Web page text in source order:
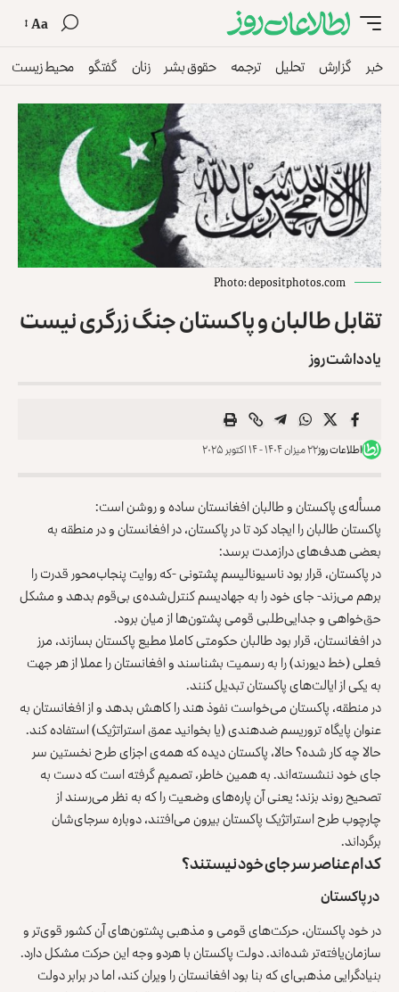
Aa
خبر گزارش تحلیل ترجمه حقوق بشر زنان گفتگو محیط زیست
Photo: depositphotos.com
تقابل طالبان و پاکستان جنگ زرگری نیست
یادداشت روز
اطلاعات روز۲۲ میزان ۱۴۰۴ - ۱۴ اکتوبر ۲۰۲۵
مسأله‌ی پاکستان و طالبان افغانستان ساده و روشن است:
پاکستان طالبان را ایجاد کرد تا در پاکستان، در افغانستان و در منطقه به
بعضی هدف‌های درازمدت برسد:
در پاکستان، قرار بود ناسیونالیسم پشتونی -که روایت پنجاب‌محور قدرت را
برهم می‌زند- جای خود را به جهادیسم کنترل‌شده‌ی بی‌قوم بدهد و مشکل
حق‌خواهی و جدایی‌طلبی قومی پشتون‌ها از میان برود.
در افغانستان، قرار بود طالبان حکومتی کاملا مطیع پاکستان بسازند، مرز
فعلی (خط دیورند) را به رسمیت بشناسند و افغانستان را عملا از هر جهت
به یکی از ایالت‌های پاکستان تبدیل کنند.
در منطقه، پاکستان می‌خواست نفوذ هند را کاهش بدهد و از افغانستان به
عنوان پایگاه تروریسم ضدهندی (یا بخوانید عمق استراتژیک) استفاده کند.
حالا چه کار شده؟ حالا، پاکستان دیده که همه‌ی اجزای طرح نخستین سر
جای خود ننشسته‌اند. به همین خاطر، تصمیم گرفته است که دست به
تصحیح روند بزند؛ یعنی آن پاره‌های وضعیت را که به نظر می‌رسند از
چارچوب طرح استراتژیک پاکستان بیرون می‌افتند، دوباره سرجای‌شان
برگرداند.
کدام عناصر سر جای خود نیستند؟
در پاکستان
در خود پاکستان، حرکت‌های قومی و مذهبی پشتون‌های آن کشور قوی‌تر و
سازمان‌یافته‌تر شده‌اند. دولت پاکستان با هردو وجه این حرکت مشکل دارد.
بنیادگرایی مذهبی‌ای که بنا بود افغانستان را ویران کند، اما در برابر دولت